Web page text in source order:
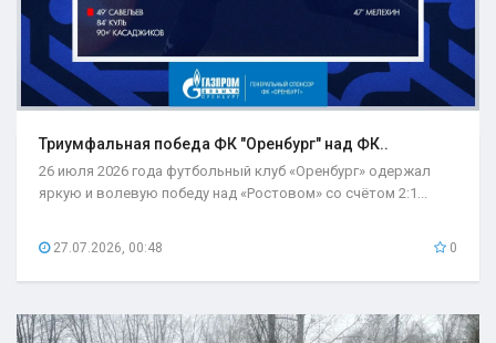
Триумфальная победа ФК "Оренбург" над ФК..
26 июля 2026 года футбольный клуб «Оренбург» одержал
яркую и волевую победу над «Ростовом» со счётом 2:1...
27.07.2026, 00:48 0